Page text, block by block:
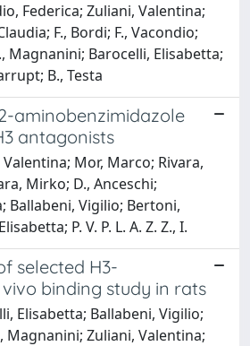
Federica; Zuliani, Valentina;
F., Bordi; F., Vacondio;
Magnanini; Barocelli, Elisabetta;
B., Testa
aminobenzimidazole
antagonists
Mor, Marco; Rivara,
Mirko; D., Anceschi;
Ballabeni, Vigilio; Bertoni,
P. V. P. L. A. Z. Z., I.
selected H3-
binding study in rats
Elisabetta; Ballabeni, Vigilio;
Magnanini; Zuliani, Valentina;